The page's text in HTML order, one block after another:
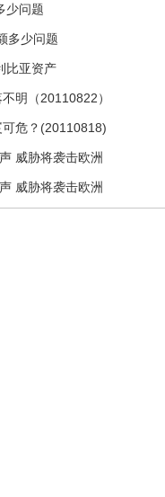
少问题
多少问题
比亚资产
明（20110822）
危？(20110818)
威胁将袭击欧洲
威胁将袭击欧洲